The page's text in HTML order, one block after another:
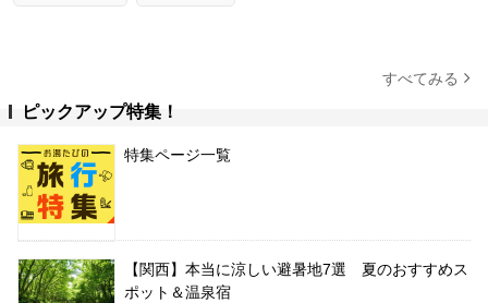
すべてみる
ピックアップ特集！
特集ページ一覧
【関西】本当に涼しい避暑地7選 夏のおすすめス
ポット＆温泉宿